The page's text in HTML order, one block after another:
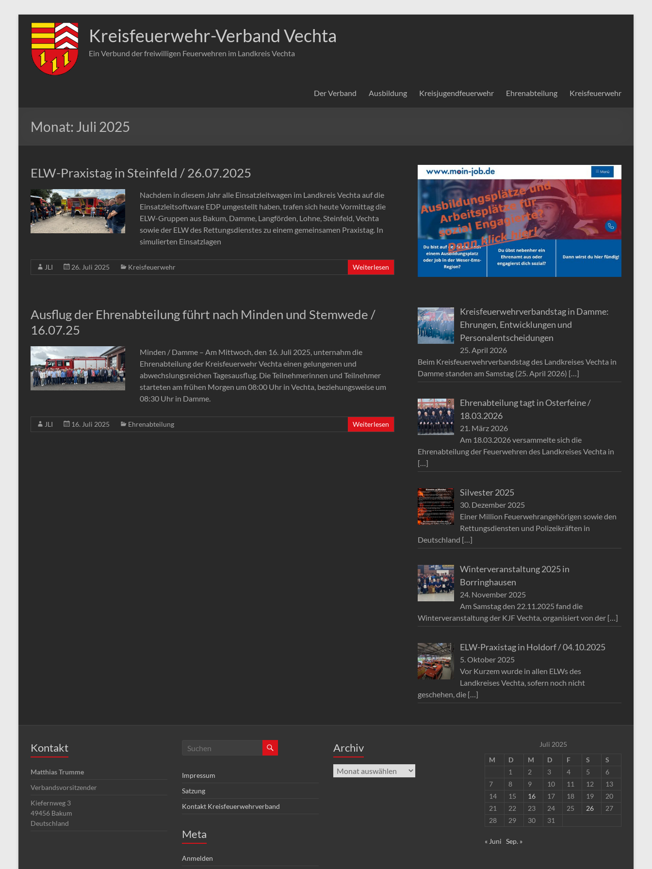
Inhalt
springen
Kreisfeuerwehr-Verband Vechta
Ein Verbund der freiwilligen Feuerwehren im Landkreis Vechta
Der Verband Ausbildung Kreisjugendfeuerwehr Ehrenabteilung Kreisfeuerwehr
Monat: Juli 2025
ELW-Praxistag in Steinfeld / 26.07.2025
Nachdem in diesem Jahr alle Einsatzleitwagen im Landkreis Vechta auf die
Einsatzleitsoftware EDP umgestellt haben, trafen sich heute Vormittag die
ELW-Gruppen aus Bakum, Damme, Langförden, Lohne, Steinfeld, Vechta
sowie der ELW des Rettungsdienstes zu einem gemeinsamen Praxistag. In
simulierten Einsatzlagen
JLI 26. Juli 2025 Kreisfeuerwehr Weiterlesen
Ausflug der Ehrenabteilung führt nach Minden und Stemwede /
16.07.25
Minden / Damme – Am Mittwoch, den 16. Juli 2025, unternahm die
Ehrenabteilung der Kreisfeuerwehr Vechta einen gelungenen und
abwechslungsreichen Tagesausflug. Die Teilnehmerinnen und Teilnehmer
starteten am frühen Morgen um 08:00 Uhr in Vechta, beziehungsweise um
08:30 Uhr in Damme.
JLI 16. Juli 2025 Ehrenabteilung Weiterlesen
Kreisfeuerwehrverbandstag in Damme:
Ehrungen, Entwicklungen und
Personalentscheidungen
25. April 2026
Beim Kreisfeuerwehrverbandstag des Landkreises Vechta in
Damme standen am Samstag (25. April 2026) […]
Ehrenabteilung tagt in Osterfeine /
18.03.2026
21. März 2026
Am 18.03.2026 versammelte sich die
Ehrenabteilung der Feuerwehren des Landkreises Vechta in
[…]
Silvester 2025
30. Dezember 2025
Einer Million Feuerwehrangehörigen sowie den
Rettungsdiensten und Polizeikräften in
Deutschland […]
Winterveranstaltung 2025 in
Borringhausen
24. November 2025
Am Samstag den 22.11.2025 fand die
Winterveranstaltung der KJF Vechta, organisiert von der […]
ELW-Praxistag in Holdorf / 04.10.2025
5. Oktober 2025
Vor Kurzem wurde in allen ELWs des
Landkreises Vechta, sofern noch nicht
geschehen, die […]
Kontakt
Matthias Trumme
Verbandsvorsitzender
Kiefernweg 3
49456 Bakum
Deutschland
Impressum
Satzung
Kontakt Kreisfeuerwehrverband
Meta
Anmelden
Archiv
Archiv
Juli 2025
M
D M D F S
S
1
2 3 4 5
6
7
8 9 10 11 12
13
14
15 16 17 18 19
20
21
22 23 24 25 26
27
28
29 30 31
« Juni Sep. »